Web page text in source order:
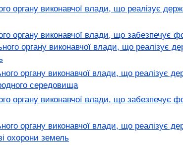
органу виконавчої влади, що реалізує
органу виконавчої влади, що забезпечує
органу виконавчої влади, що реалізує
органу виконавчої влади, що реалізує
середовища
органу виконавчої влади, що забезпечує
органу виконавчої влади, що реалізує
охорони земель